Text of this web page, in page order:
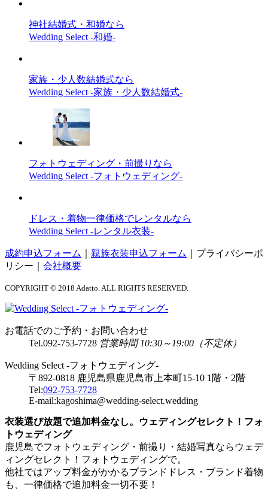
神社結婚式・和婚なら
Wedding Select -和婚-
家族・少人数結婚式なら
Wedding Select -家族・少人数結婚式-
フォトウェディング・前撮りなら
Wedding Select -フォトウェディング-
ドレス・着物一律価格でレンタルなら
Wedding Select -レンタル衣装-
成約申込フォーム 親族衣装申込フォーム
プライバシーポ
リシー
会社概要
COPYRIGHT © 2018 Adatto. ALL RIGHTS RESERVED.
お電話でのご予約・お問い合わせ
Tel.092-753-7728 営業時間 10:30～19:00（不定休）
Wedding Select -フォトウェディング-
〒892-0818 鹿児島県鹿児島市上本町15-10 1階・2階
Tel:092-753-7728
E-mail:kagoshima@wedding-select.wedding
衣装選び放題で追加料金なし。ウェディングセレクト！フォ
トウェディング
鹿児島でフォトウェディング・前撮り・結婚写真ならウェデ
ィングセレクト！フォトウェディングで。
他社ではアップ料金がかかるブランドドレス・ブランド着物
も、一律価格で追加料金一切不要！